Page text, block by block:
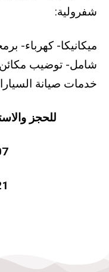
شفرولية:
ميكانيكا- كهرباء-
شامل- توضيب
خدمات صيانة
للحجز